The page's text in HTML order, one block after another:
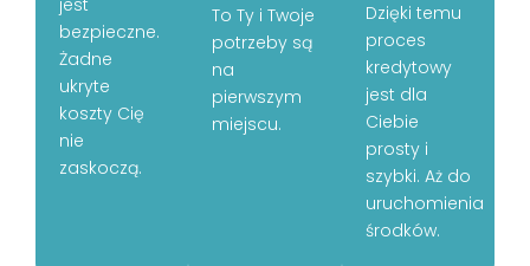
bezpieczne.
Żadne
ukryte
koszty Cię
nie
zaskoczą.
To Ty i Twoje
potrzeby są
na
pierwszym
miejscu.
Dzięki temu
proces
kredytowy
jest dla
Ciebie
prosty i
szybki. Aż do
uruchomienia
środków.